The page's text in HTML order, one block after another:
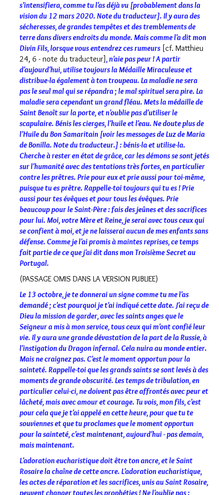
s'intensifiera, comme tu l'as déjà vu [probablement dans la
vision du 12 mars 2020. Note du traducteur]. Il y aura des
sécheresses, de grandes tempêtes et des tremblements de
terre dans divers endroits du monde. Mais comme l'a dit mon
Divin Fils, lorsque vous entendrez ces rumeurs [cf. Matthieu
24, 6 - note du traducteur], n'aie pas peur ! A partir
d'aujourd'hui, utilise toujours la Médaille Miraculeuse et
distribue-la également à ton troupeau. La maladie ne sera
pas le seul mal qui se répandra ; le mal spirituel sera pire. La
maladie sera cependant un grand fléau. Mets la médaille de
Saint Benoît sur la porte, et n'oublie pas d'utiliser le
scapulaire. Bénis les cierges, l'huile et l'eau. Ne doute plus de
l'Huile du Bon Samaritain [voir les messages de Luz de Maria
de Bonilla. Note du traducteur.] : bénis-la et utilise-la.
Cherche à rester en état de grâce, car les démons se sont jetés
sur l'humanité avec des tentations très fortes, en particulier
contre les prêtres. Prie pour eux et prie aussi pour toi-même,
puisque tu es prêtre. Rappelle-toi toujours qui tu es ! Prie
aussi pour tes évêques et pour tous les évêques. Prie
beaucoup pour le Saint-Père : fais des jeûnes et des sacrifices
pour lui. Moi, votre Mère et Reine, je serai avec tous ceux qui
se confient à moi, et je ne laisserai aucun de mes enfants sans
défense. Comme je l'ai promis à maintes reprises, ce temps
fait partie de ce que j'ai dit dans mon Troisième Secret au
Portugal.
(PASSAGE OMIS DANS LA VERSION PUBLIEE)
Le 13 octobre, je te donnerai un signe comme tu me l'as
demandé ; c'est pourquoi je t'ai indiqué cette date. J'ai reçu de
Dieu la mission de garder, avec les saints anges que le
Seigneur a mis à mon service, tous ceux qui m'ont confié leur
vie. Il y aura une grande dévastation de la part de la Russie, à
l'instigation du Dragon infernal. Cela nuira au monde entier.
Mais ne craignez pas. C'est le moment opportun pour la
sainteté. Rappelle-toi que les grands saints se sont levés à des
moments de grande obscurité. Les temps de tribulation, en
particulier celui-ci, ne doivent pas être affrontés avec peur et
lâcheté, mais avec amour et courage. Tu vois, mon fils, c'est
pour cela que je t'ai appelé en cette heure, pour que tu te
souviennes et que tu proclames que le moment opportun
pour la sainteté, c'est maintenant, aujourd'hui - pas demain,
mais maintenant.
L'adoration eucharistique doit être ton ancre, et le Saint
Rosaire la chaîne de cette ancre. L'adoration eucharistique,
les actes de réparation et les sacrifices, unis au Saint Rosaire,
peuvent changer toutes les prophéties ! Ne l'oublie pas :